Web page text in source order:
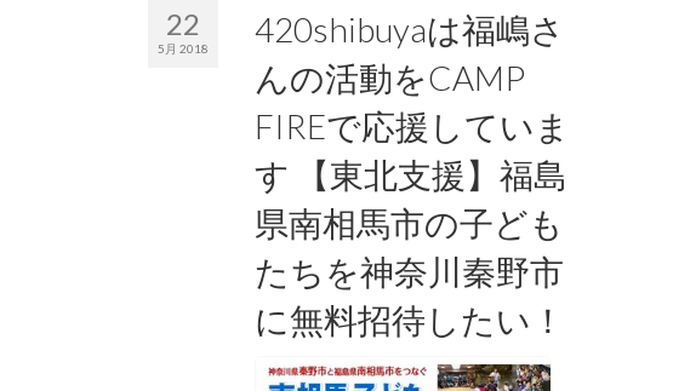
22
5月 2018
420shibuyaは福嶋さ
んの活動をCAMP
FIREで応援していま
す 【東北支援】福島
県南相馬市の子ども
たちを神奈川秦野市
に無料招待したい！